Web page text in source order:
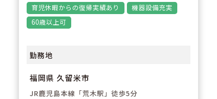
育児休暇からの復帰実績あり
機器設備充実
60歳以上可
勤務地
福岡県 久留米市
JR鹿児島本線「荒木駅」徒歩5分